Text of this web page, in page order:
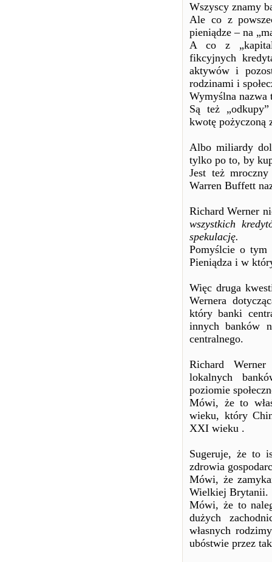
Wszyscy znamy
Ale co z
pieniądze – na
A co z
fikcyjnych
aktywów i
rodzinami i
Wymyślna nazwa
Są też
kwotę pożyczoną
Albo miliardy
tylko po to, by
Jest też
Warren Buffett
Richard Werner
wszystkich
spekulację.
Pomyślcie o tym
Pieniądza i w
Więc druga
Wernera
który banki
innych banków
centralnego.
Richard
lokalnych
poziomie
Mówi, że to
wieku, który
XXI wieku .
Sugeruje, że to
zdrowia
Mówi, że
Wielkiej Brytanii.
Mówi, że to
dużych
własnych
ubóstwie przez